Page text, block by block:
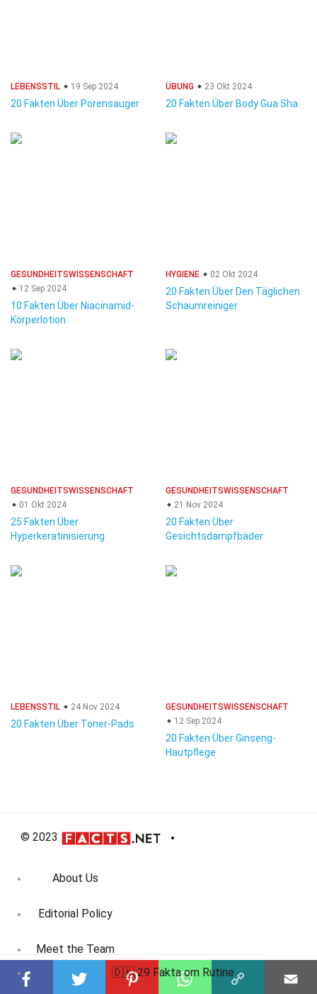
LEBENSSTIL 19 Sep 2024
20 Fakten Über Porensauger
ÜBUNG 23 Okt 2024
20 Fakten Über Body Gua Sha
GESUNDHEITSWISSENSCHAFT
12 Sep 2024
10 Fakten Über Niacinamid-
Körperlotion
HYGIENE 02 Okt 2024
20 Fakten Über Den Täglichen
Schaumreiniger
GESUNDHEITSWISSENSCHAFT
01 Okt 2024
25 Fakten Über
Hyperkeratinisierung
GESUNDHEITSWISSENSCHAFT
21 Nov 2024
20 Fakten Über
Gesichtsdampfbäder
LEBENSSTIL 24 Nov 2024
20 Fakten Über Toner-Pads
GESUNDHEITSWISSENSCHAFT
12 Sep 2024
20 Fakten Über Ginseng-
Hautpflege
© 2023
About Us
Editorial Policy
Meet the Team
Product Review
🇩🇰 29 Fakta om Rutine